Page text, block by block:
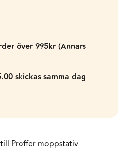
över 995kr (Annars
skickas samma dag
Proffer moppstativ